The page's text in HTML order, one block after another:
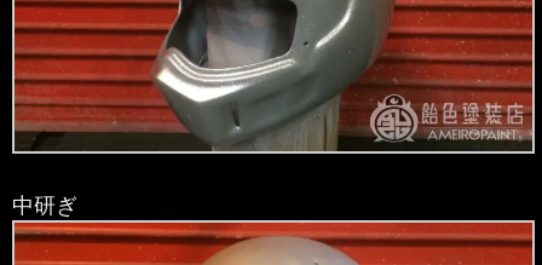
中研ぎ